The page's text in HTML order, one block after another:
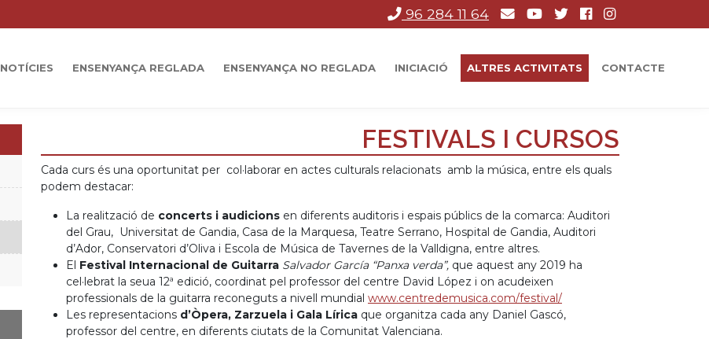
96 284 11 64
NOTÍCIES ENSENYANÇA REGLADA ENSENYANÇA NO REGLADA INICIACIÓ ALTRES ACTIVITATS CONTACTE
FESTIVALS I CURSOS
Cada curs és una oportunitat per col·laborar en actes culturals relacionats amb la música, entre els quals
podem destacar:
La realització de concerts i audicions en diferents auditoris i espais públics de la comarca: Auditori
del Grau, Universitat de Gandia, Casa de la Marquesa, Teatre Serrano, Hospital de Gandia, Auditori
d’Ador, Conservatori d’Oliva i Escola de Música de Tavernes de la Valldigna, entre altres.
El Festival Internacional de Guitarra Salvador García “Panxa verda”, que aquest any 2019 ha
cel·lebrat la seua 12ª edició, coordinat pel professor del centre David López i on acudeixen
professionals de la guitarra reconeguts a nivell mundial www.centredemusica.com/festival/
Les representacions d’Òpera, Zarzuela i Gala Lírica que organitza cada any Daniel Gascó,
professor del centre, en diferents ciutats de la Comunitat Valenciana.